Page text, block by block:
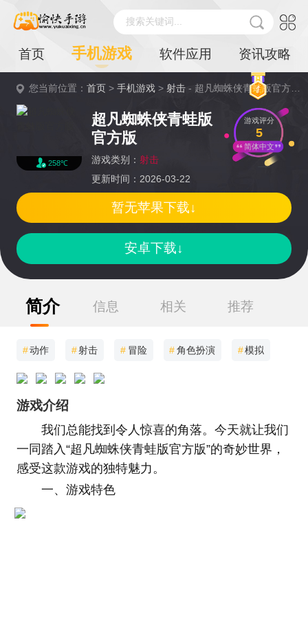
搜索关键词...
首页 手机游戏 软件应用 资讯攻略
您当前位置：首页 >手机游戏 >射击 - 超凡蜘蛛侠青蛙版官方版详情
258℃
超凡蜘蛛侠青蛙版
官方版
游戏类别： 射击
更新时间：2026-03-22
游戏评分
5
简体中文
安卓下载↓
暂无苹果下载↓
简介 信息 相关 推荐
#动作 #射击 # 冒险 #角色扮演 #模拟
游戏介绍
我们总能找到令人惊喜的角落。今天就让我们
一同踏入“超凡蜘蛛侠青蛙版官方版”的奇妙世界，
感受这款游戏的独特魅力。
一、游戏特色